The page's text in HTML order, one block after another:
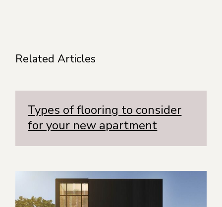
Related Articles
Types of flooring to consider
for your new apartment